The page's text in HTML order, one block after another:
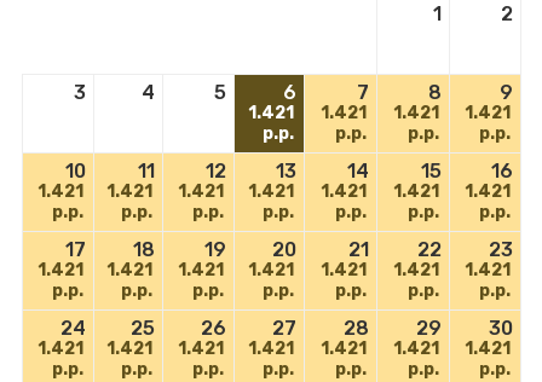
1 2
3 4 5 6
1.421
p.p.
7
1.421
p.p.
8
1.421
p.p.
9
1.421
p.p.
10
1.421
p.p.
11
1.421
p.p.
12
1.421
p.p.
13
1.421
p.p.
14
1.421
p.p.
15
1.421
p.p.
16
1.421
p.p.
17
1.421
p.p.
18
1.421
p.p.
19
1.421
p.p.
20
1.421
p.p.
21
1.421
p.p.
22
1.421
p.p.
23
1.421
p.p.
24
1.421
p.p.
25
1.421
p.p.
26
1.421
p.p.
27
1.421
p.p.
28
1.421
p.p.
29
1.421
p.p.
30
1.421
p.p.